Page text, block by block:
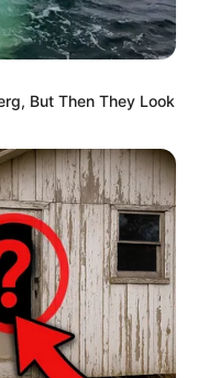
But Then They Look